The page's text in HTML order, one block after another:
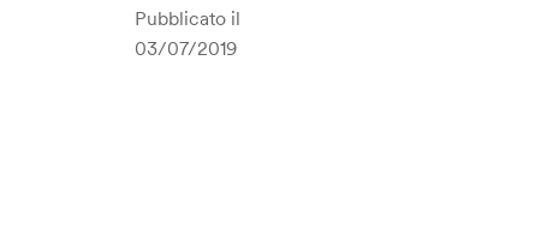
Pubblicato il
03/07/2019